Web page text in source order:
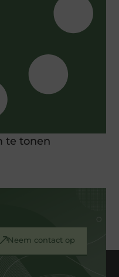
te tonen
Neem contact op